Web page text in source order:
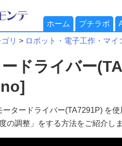
ホーム プチラボ
リ > ロボット・電子工作・マイ
ドライバー
ータードライバー(TA7291P) を
の調整」をする方法をご紹介しま